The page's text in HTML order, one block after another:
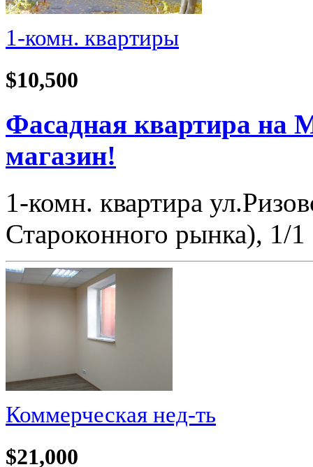
1-комн. квартиры
$10,500
Фасадная квартира на
магазин!
1-комн. квартира
Староконного рынка), 1/
Коммерческая нед-ть
$21,000